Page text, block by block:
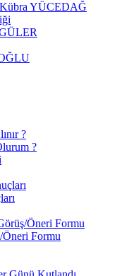
YÜCEDAĞ
?
?
Öneri Formu
Öneri Formu